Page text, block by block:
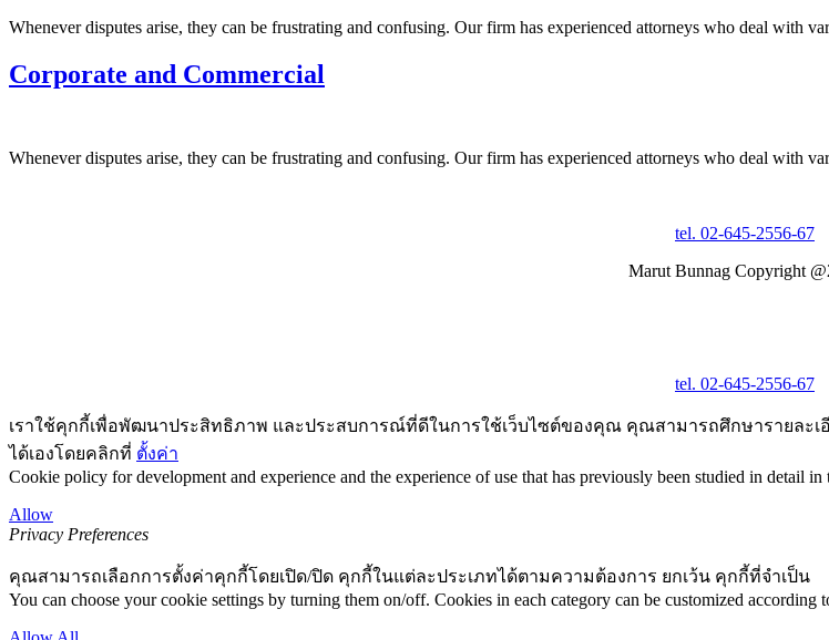
Whenever disputes arise, they can be frustrating and confusing. Our firm has experienced attorneys who deal with
Corporate and Commercial
Whenever disputes arise, they can be frustrating and confusing. Our firm has experienced attorneys who deal with
tel. 02-645-2556-67
Marut Bunnag Copyright
tel. 02-645-2556-67
เราใช้คุกกี้เพื่อพัฒนาประสิทธิภาพ และประสบการณ์ที่ดีในการใช้เว็บไซต์ของคุณ คุณสามารถศึกษารายละเ
ได้เองโดยคลิกที่ ตั้งค่า
Cookie policy for development and experience and the experience of use that has previously been studied in detail in
Allow
Privacy Preferences
คุณสามารถเลือกการตั้งค่าคุกกี้โดยเปิด/ปิด คุกกี้ในแต่ละประเภทได้ตามความต้องการ ยกเว้น คุกกี้ที่จำเป็น
You can choose your cookie settings by turning them on/off. Cookies in each category can be customized according